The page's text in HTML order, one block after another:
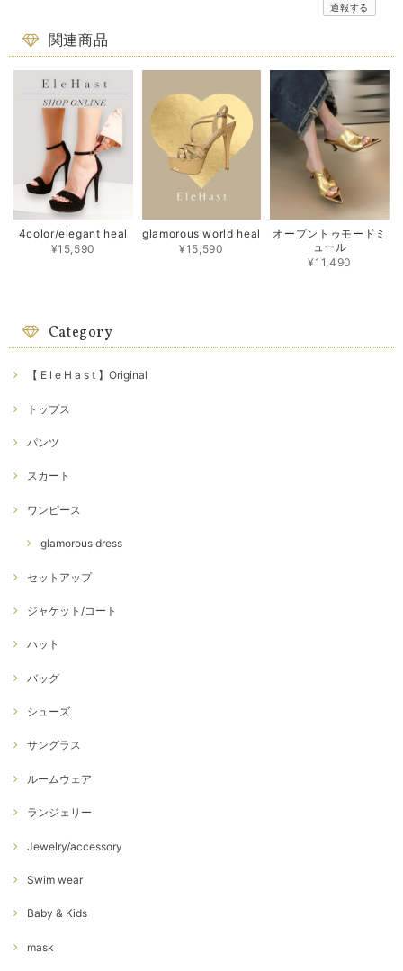
通報する
関連商品
4color/elegant heal
¥15,590
glamorous world heal
¥15,590
オープントゥモードミ
ュール
¥11,490
Category
【 E l e H a s t 】Original
トップス
パンツ
スカート
ワンピース
glamorous dress
セットアップ
ジャケット/コート
ハット
バッグ
シューズ
サングラス
ルームウェア
ランジェリー
Jewelry/accessory
Swim wear
Baby & Kids
mask